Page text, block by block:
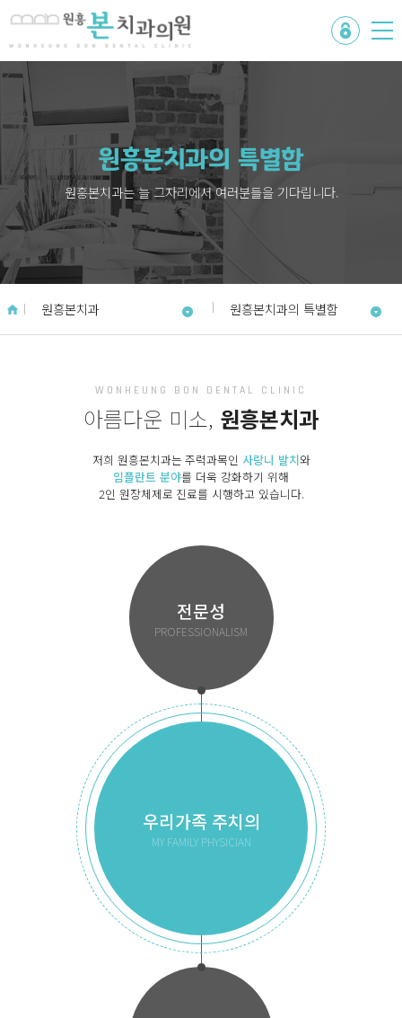
원흥본치과의 특별함
원흥본치과는 늘 그자리에서 여러분들을 기다립니다.
원흥본치과 원흥본치과의 특별함
WONHEUNG BON DENTAL CLINIC
아름다운 미소, 원흥본치과
저희 원흥본치과는 주력과목인 사랑니 발치와
임플란트 분야를 더욱 강화하기 위해
2인 원장체제로 진료를 시행하고 있습니다.
전문성
PROFESSIONALISM
우리가족 주치의
MY FAMILY PHYSICIAN